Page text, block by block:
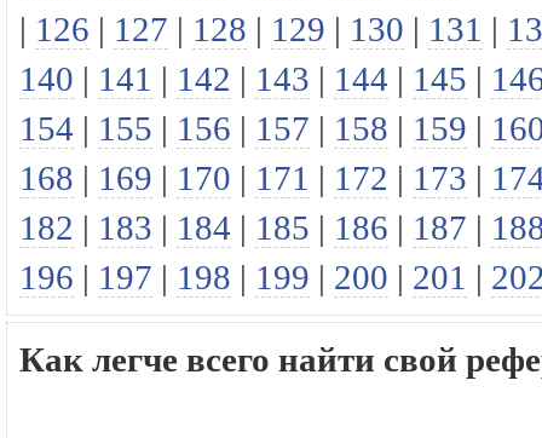
| 126 | 127 | 128 | 129 | 130 | 131 |
140 | 141 | 142 | 143 | 144 | 145 |
154 | 155 | 156 | 157 | 158 | 159 |
168 | 169 | 170 | 171 | 172 | 173 |
182 | 183 | 184 | 185 | 186 | 187 |
196 | 197 | 198 | 199 | 200 | 201 |
Как легче всего найти свой